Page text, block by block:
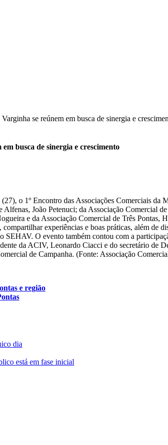
se reúnem em busca de sinergia e
busca de sinergia e crescimento
o 1º Encontro das Associações Comerciais
João Petenuci; da Associação Comercial
e da Associação Comercial de Três Pontas,
experiências e boas práticas, além de
SEHAV. O evento também contou com a
da ACIV, Leonardo Ciacci e do secretário
de Campanha. (Fonte: Associação
e região
dia
está em fase inicial